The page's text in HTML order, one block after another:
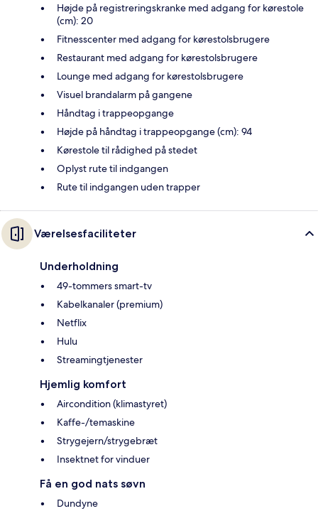
Højde på registreringskranke med adgang for kørestole
(cm): 20
Fitnesscenter med adgang for kørestolsbrugere
Restaurant med adgang for kørestolsbrugere
Lounge med adgang for kørestolsbrugere
Visuel brandalarm på gangene
Håndtag i trappeopgange
Højde på håndtag i trappeopgange (cm): 94
Kørestole til rådighed på stedet
Oplyst rute til indgangen
Rute til indgangen uden trapper
Værelsesfaciliteter
Underholdning
49-tommers smart-tv
Kabelkanaler (premium)
Netflix
Hulu
Streamingtjenester
Hjemlig komfort
Aircondition (klimastyret)
Kaffe-/temaskine
Strygejern/strygebræt
Insektnet for vinduer
Få en god nats søvn
Dundyne